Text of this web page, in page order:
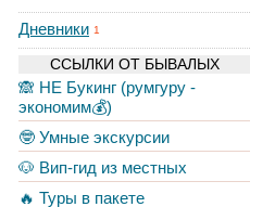
Дневники 1
ССЫЛКИ ОТ БЫВАЛЫХ
🙈 НЕ Букинг (румгуру -
экономим💰)
🤓 Умные экскурсии
🐶 Вип-гид из местных
🔥 Туры в пакете